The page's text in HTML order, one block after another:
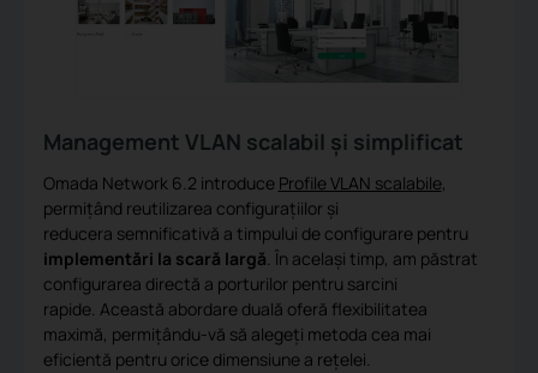
Management VLAN scalabil și simplificat
Omada Network 6.2 introduce Profile VLAN scalabile,
permițând reutilizarea configurațiilor și
reducera semnificativă a timpului de configurare pentru
implementări la scară largă. În același timp, am păstrat
configurarea directă a porturilor pentru sarcini
rapide. Această abordare duală oferă flexibilitatea
maximă, permițându-vă să alegeți metoda cea mai
eficientă pentru orice dimensiune a rețelei.